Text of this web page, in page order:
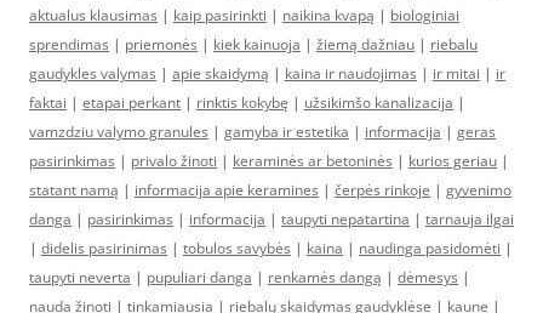
aktualus klausimas | kaip pasirinkti | naikina kvapą | biologiniai
sprendimas | priemonės | kiek kainuoja | žiemą dažniau | riebalu
gaudykles valymas | apie skaidymą | kaina ir naudojimas | ir mitai | ir
faktai | etapai perkant | rinktis kokybę | užsikimšo kanalizacija |
vamzdziu valymo granules | gamyba ir estetika | informacija | geras
pasirinkimas | privalo žinoti | keraminės ar betoninės | kurios geriau |
statant namą | informacija apie keramines | čerpės rinkoje | gyvenimo
danga | pasirinkimas | informacija | taupyti nepatartina | tarnauja ilgai
| didelis pasirinimas | tobulos savybės | kaina | naudinga pasidomėti |
taupyti neverta | pupuliari danga | renkamės dangą | dėmesys |
nauda žinoti | tinkamiausia | riebalų skaidymas gaudyklėse | kaune |